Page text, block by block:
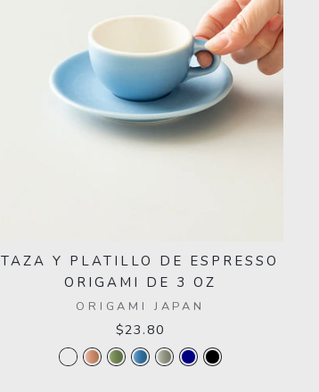
TAZA Y PLATILLO DE ESPRESSO
ORIGAMI DE 3 OZ
ORIGAMI JAPAN
$23.80